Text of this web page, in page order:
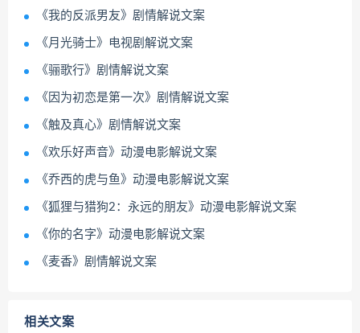
《我的反派男友》剧情解说文案
《月光骑士》电视剧解说文案
《骊歌行》剧情解说文案
《因为初恋是第一次》剧情解说文案
《触及真心》剧情解说文案
《欢乐好声音》动漫电影解说文案
《乔西的虎与鱼》动漫电影解说文案
《狐狸与猎狗2：永远的朋友》动漫电影解说文案
《你的名字》动漫电影解说文案
《麦香》剧情解说文案
相关文案